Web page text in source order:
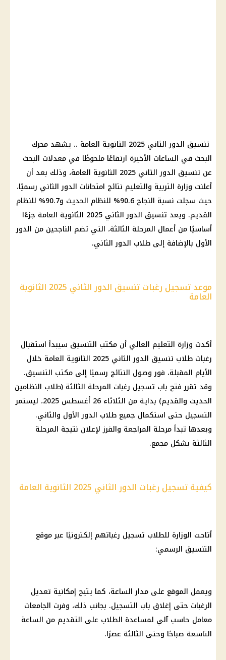
تنسيق الدور الثاني 2025 الثانوية العامة .. يشهد محرك
البحث في الساعات الأخيرة ارتفاعًا ملحوظًا في معدلات البحث
عن تنسيق الدور الثاني 2025 الثانوية العامة، وذلك بعد أن
أعلنت وزارة التربية والتعليم نتائج امتحانات الدور الثاني رسميًا،
حيث سجلت نسبة النجاح 90.6% للنظام الحديث و90.7% للنظام
القديم. ويعد تنسيق الدور الثاني 2025 الثانوية العامة جزءًا
أساسيًا من أعمال المرحلة الثالثة، التي تضم الناجحين من الدور
الأول بالإضافة إلى طلاب الدور الثاني.
موعد تسجيل رغبات تنسيق الدور الثاني 2025 الثانوية
العامة
أكدت وزارة التعليم العالي أن مكتب التنسيق سيبدأ استقبال
رغبات طلاب تنسيق الدور الثاني الثانوية العامة خلال
الأيام المقبلة، فور وصول النتائج رسميًا إلى مكتب التنسيق.
وقد تقرر فتح باب تسجيل رغبات المرحلة الثالثة (طلاب النظامين
الحديث والقديم) بداية من الثلاثاء 26
أغسطس 2025
، ليستمر
التسجيل حتى استكمال جميعطلاب الدور الأول والثاني.
وبعدها تبدأ مرحلة المراجعة والفرز لإعلان نتيجة المرحلة
الثالثة بشكل مجمع.
كيفية تسجيل رغبات الدور الثاني 2025 الثانوية العامة
أتاحت الوزارة للطلاب تسجيل رغباتهم إلكترونيًا عبرموقع
التنسيق الرسمي:
ويعمل الموقع على مدار الساعة، كما يتيح إمكانية تعديل
الرغبات حتى إغلاق باب التسجيل. بجانب ذلك، وفرت الجامعات
معامل حاسب آلي لمساعدة الطلاب على التقديم من الساعة
التاسعة صباحًا وحتى الثالثة عصرًا.